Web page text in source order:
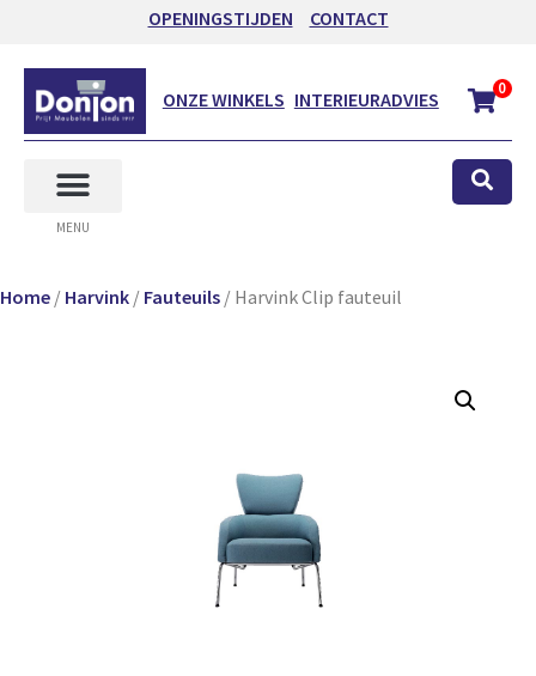
OPENINGSTIJDEN CONTACT
ONZE WINKELS INTERIEURADVIES 0
MENU
Home / Harvink / Fauteuils / Harvink Clip fauteuil